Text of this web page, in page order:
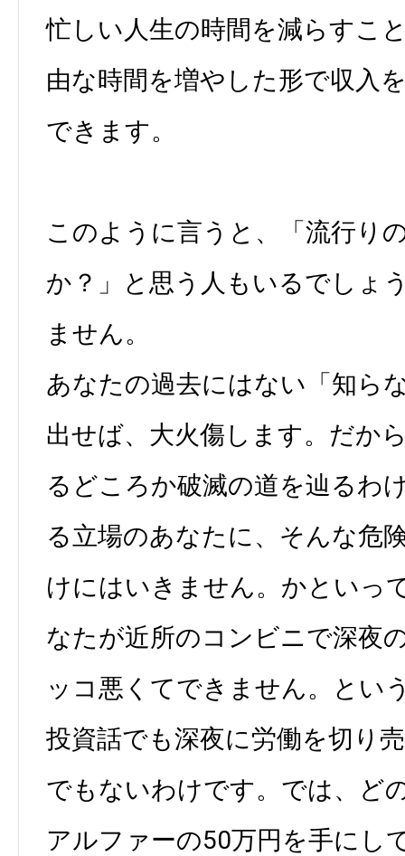
忙しい人生の時間を減らすこ
由な時間を増やした形で収入
できます。
このように言うと、「流行り
か？」と思う人もいるでしょ
ません。
あなたの過去にはない「知ら
出せば、大火傷します。だか
るどころか破滅の道を辿るわ
る立場のあなたに、そんな危
けにはいきません。かといっ
なたが近所のコンビニで深夜
ッコ悪くてできません。とい
投資話でも深夜に労働を切り
でもないわけです。では、ど
アルファーの50万円を手にし